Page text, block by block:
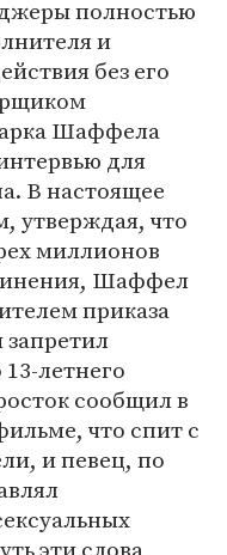
полностью
и
без его
Шаффела
для
В настоящее
утверждая, что
миллионов
Шаффел
приказа
летнего
сообщил в
что спит с
и певец, по